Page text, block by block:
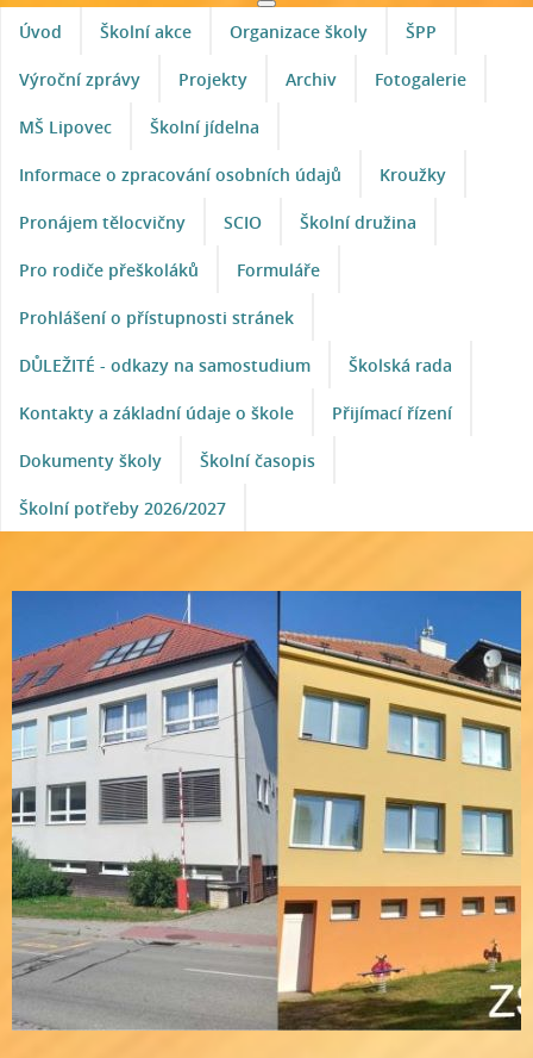
Úvod Školní akce Organizace školy ŠPP
Výroční zprávy Projekty Archiv Fotogalerie
MŠ Lipovec Školní jídelna
Informace o zpracování osobních údajů Kroužky
Pronájem tělocvičny SCIO Školní družina
Pro rodiče přeškoláků Formuláře
Prohlášení o přístupnosti stránek
DŮLEŽITÉ - odkazy na samostudium Školská rada
Kontakty a základní údaje o škole Přijímací řízení
Dokumenty školy Školní časopis
Školní potřeby 2026/2027